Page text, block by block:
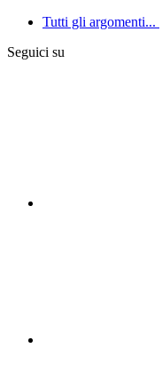
Tutti gli argomenti...
Seguici su